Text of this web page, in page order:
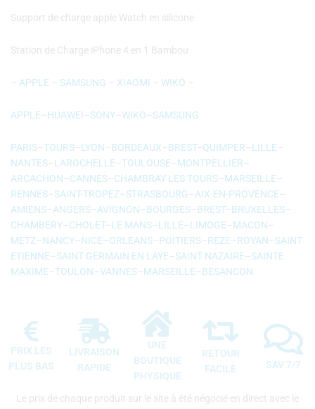
Support de charge apple Watch en silicone
Station de Charge iPhone 4 en 1 Bambou
– APPLE – SAMSUNG – XIAOMI – WIKO –
APPLE–HUAWEI–SONY–WIKO–SAMSUNG
PARIS–TOURS–LYON–BORDEAUX–BREST–QUIMPER–LILLE–
NANTES–LAROCHELLE–TOULOUSE–MONTPELLIER–
ARCACHON–CANNES–CHAMBRAY LES TOURS–MARSEILLE–
RENNES–SAINT-TROPEZ–STRASBOURG–AIX-EN-PROVENCE–
AMIENS–ANGERS–AVIGNON–BOURGES–BREST–BRUXELLES–
CHAMBERY–CHOLET–LE MANS–LILLE–LIMOGE–MACON–
METZ–NANCY–NICE–ORLEANS–POITIERS–REZE–ROYAN–SAINT
ETIENNE–SAINT GERMAIN EN LAYE–SAINT NAZAIRE–SAINTE
MAXIME–TOULON–VANNES–MARSEILLE–BESANCON
PRIX LES
PLUS BAS
LIVRAISON
RAPIDE
UNE
BOUTIQUE
PHYSIQUE
RETOUR
FACILE
SAV 7/7
Le prix de chaque produit sur le site à été négocié en direct avec le